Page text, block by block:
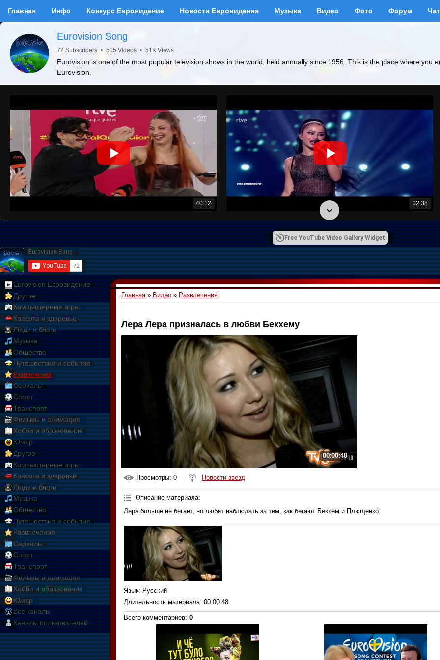
Главная Инфо Конкурс Евровидение Новости Евровидения Музыка Видео Фото Форум Чат
Eurovision Song
72 Subscribers • 505 Videos • 51K Views
Eurovision is one of the most popular television shows in the world, held annually since 1956. This is the place where you
Eurovision.
40:12 02:38
01:09:10
Free YouTube Video Gallery Widget
Eurovision Евровидение
Другое
Компьютерные игры
Красота и здоровье
Люди и блоги
Музыка
Общество
Путешествия и события
Развлечения
Сериалы
Спорт
Транспорт
Фильмы и анимация
Хобби и образование
Юмор
Другое
Компьютерные игры
Красота и здоровье
Люди и блоги
Музыка
Общество
Путешествия и события
Развлечения
Сериалы
Спорт
Транспорт
Фильмы и анимация
Хобби и образование
Юмор
Все каналы
Каналы пользователей
Главная » Видео » Развлечения
Лера Лера призналась в любви Бекхему
00:00:48
Просмотры: 0 Новости звезд
Описание материала:
Лера больше не бегает, но любит наблюдать за тем, как бегают Бекхем и Плющенко.
Язык: Русский
Длительность материала: 00:00:48
Всего комментариев: 0